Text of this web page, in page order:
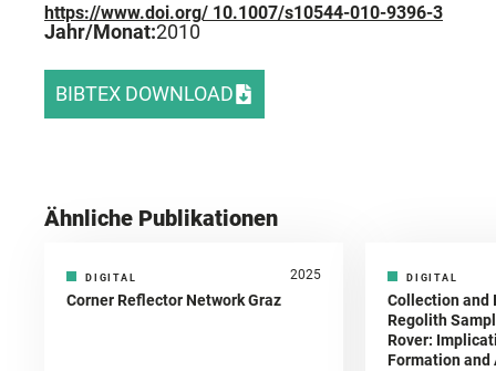
https://www.doi.org/ 10.1007/s10544-010-9396-3
Jahr/Monat:2010
BIBTEX DOWNLOAD
Ähnliche Publikationen
DIGITAL 2025
Corner Reflector Network Graz
DIGITAL
Collection and
Regolith
Rover:
Formation